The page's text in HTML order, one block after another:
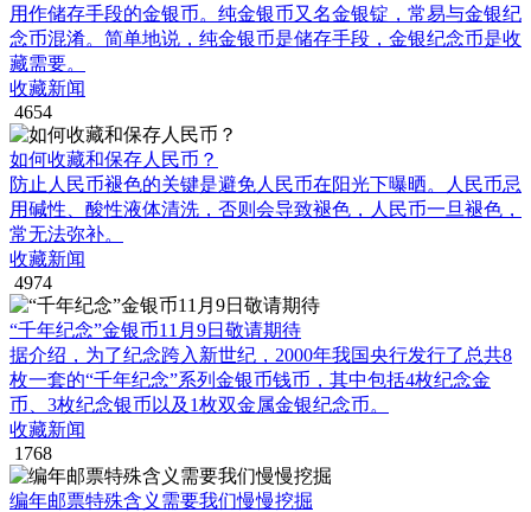
用作储存手段的金银币。纯金银币又名金银锭，常易与金银纪
念币混淆。简单地说，纯金银币是储存手段，金银纪念币是收
藏需要。
收藏新闻
4654
如何收藏和保存人民币？
防止人民币褪色的关键是避免人民币在阳光下曝晒。人民币忌
用碱性、酸性液体清洗，否则会导致褪色，人民币一旦褪色，
常无法弥补。
收藏新闻
4974
“千年纪念”金银币11月9日敬请期待
据介绍，为了纪念跨入新世纪，2000年我国央行发行了总共8
枚一套的“千年纪念”系列金银币钱币，其中包括4枚纪念金
币、3枚纪念银币以及1枚双金属金银纪念币。
收藏新闻
1768
编年邮票特殊含义需要我们慢慢挖掘